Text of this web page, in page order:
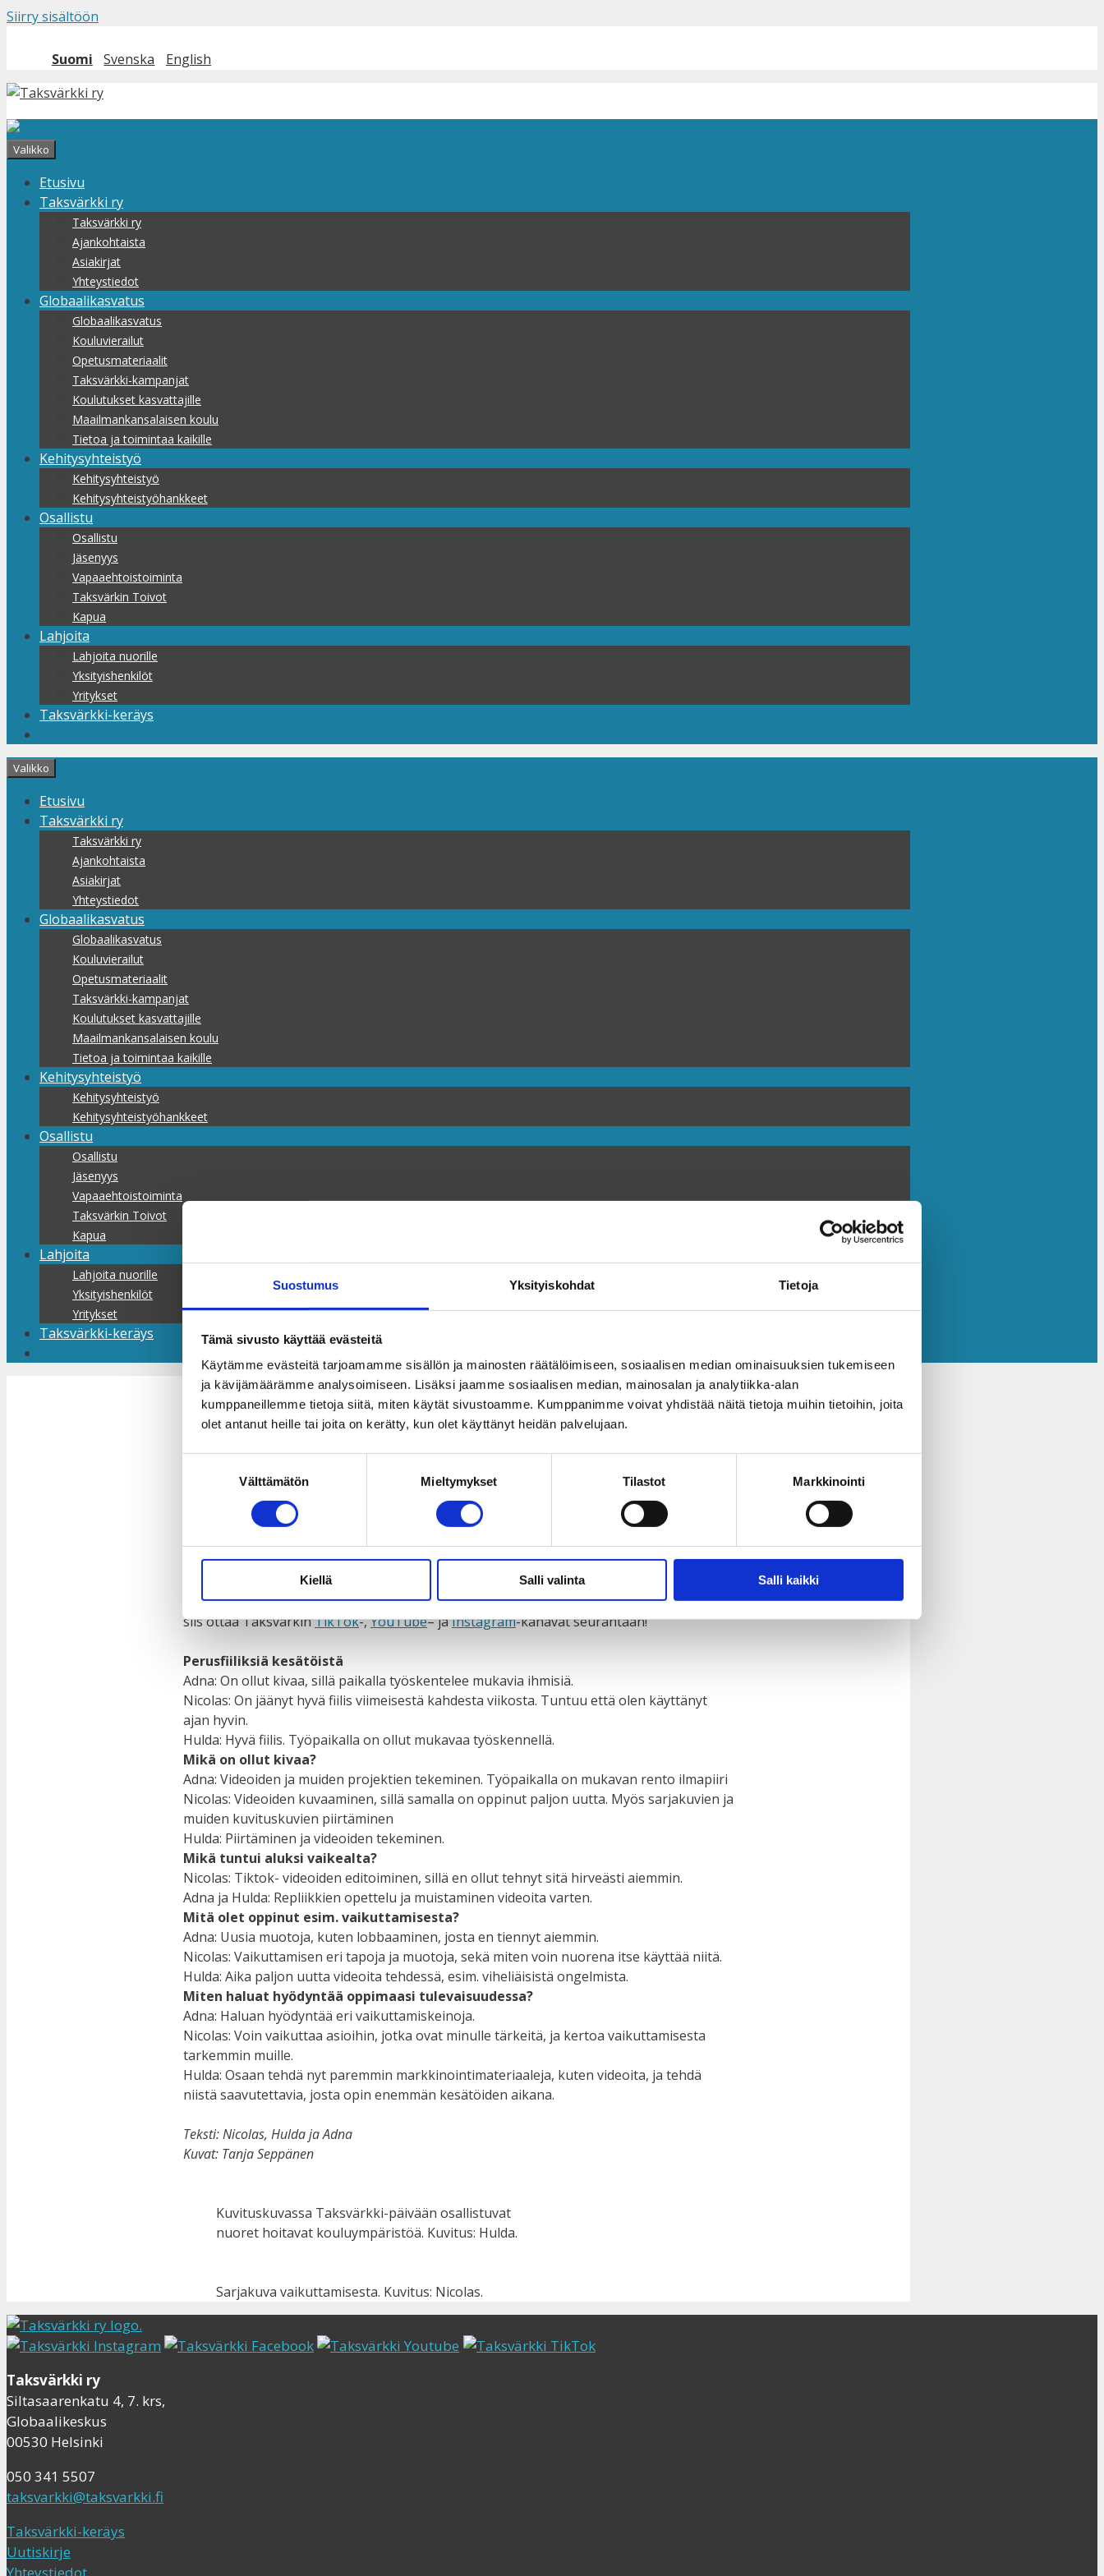
Suostumus Yksityiskohdat Tietoja
Tämä sivusto käyttää evästeitä
Käytämme evästeitä tarjoamamme sisällön ja mainosten räätälöimiseen, sosiaalisen median ominaisuuksien tukemiseen
ja kävijämäärämme analysoimiseen. Lisäksi jaamme sosiaalisen median, mainosalan ja analytiikka-alan
kumppaneillemme tietoja siitä, miten käytät sivustoamme. Kumppanimme voivat yhdistää näitä tietoja muihin tietoihin, joita
olet antanut heille tai joita on kerätty, kun olet käyttänyt heidän palvelujaan.
Välttämätön Mieltymykset Tilastot Markkinointi
Kiellä Salli valinta Salli kaikki
Siirry sisältöön
Suomi Svenska English
Valikko
Etusivu
Taksvärkki ry
Taksvärkki ry
Ajankohtaista
Asiakirjat
Yhteystiedot
Globaalikasvatus
Globaalikasvatus
Kouluvierailut
Opetusmateriaalit
Taksvärkki-kampanjat
Koulutukset kasvattajille
Maailmankansalaisen koulu
Tietoa ja toimintaa kaikille
Kehitysyhteistyö
Kehitysyhteistyö
Kehitysyhteistyöhankkeet
Osallistu
Osallistu
Jäsenyys
Vapaaehtoistoiminta
Taksvärkin Toivot
Kapua
Lahjoita
Lahjoita nuorille
Yksityishenkilöt
Yritykset
Taksvärkki-keräys
Valikko
Etusivu
Taksvärkki ry
Taksvärkki ry
Ajankohtaista
Asiakirjat
Yhteystiedot
Globaalikasvatus
Globaalikasvatus
Kouluvierailut
Opetusmateriaalit
Taksvärkki-kampanjat
Koulutukset kasvattajille
Maailmankansalaisen koulu
Tietoa ja toimintaa kaikille
Kehitysyhteistyö
Kehitysyhteistyö
Kehitysyhteistyöhankkeet
Osallistu
Osallistu
Jäsenyys
Vapaaehtoistoiminta
Taksvärkin Toivot
Kapua
Lahjoita
Lahjoita nuorille
Yksityishenkilöt
Yritykset
Taksvärkki-keräys
Kesätyömme Taksvärkissä
Kahden viikon ajan kestäneellä kesätyöjaksolla olemme tehneet videoita vaikuttamiseen
liittyvistä teemoista, tavoista vaikuttaa sekä muista Taksvärkin sisäisistä aiheista, kuten
Taksvärkki-keräyksestä. Olemme myös päässeet tekemään muita luovia asioita, kuten
kuvittamista ja kirjoittamista. Tuotoksemme julkaistaan Taksvärkin someissa. Kannattaa
siis ottaa TaksvärkinTikTok-,YouTube– jaInstagram-kanavat seurantaan!
Perusfiiliksiä kesätöistä
Adna: On ollut kivaa, sillä paikalla työskentelee mukavia ihmisiä.
Nicolas: On jäänyt hyvä fiilis viimeisestä kahdesta viikosta. Tuntuu että olen käyttänyt
ajan hyvin.
Hulda: Hyvä fiilis. Työpaikalla on ollut mukavaa työskennellä.
Mikä on ollut kivaa?
Adna: Videoiden ja muiden projektien tekeminen. Työpaikalla on mukavan rento ilmapiiri
Nicolas: Videoiden kuvaaminen, sillä samalla on oppinut paljon uutta. Myös sarjakuvien ja
muiden kuvituskuvien piirtäminen
Hulda: Piirtäminen ja videoiden tekeminen.
Mikä tuntui aluksi vaikealta?
Nicolas: Tiktok- videoiden editoiminen, sillä en ollut tehnyt sitä hirveästi aiemmin.
Adna ja Hulda: Repliikkien opettelu ja muistaminen videoita varten.
Mitä olet oppinut esim. vaikuttamisesta?
Adna: Uusia muotoja, kuten lobbaaminen, josta en tiennyt aiemmin.
Nicolas: Vaikuttamisen eri tapoja ja muotoja, sekä miten voin nuorena itse käyttää niitä.
Hulda: Aika paljon uutta videoita tehdessä, esim. viheliäisistä ongelmista.
Miten haluat hyödyntää oppimaasi tulevaisuudessa?
Adna: Haluan hyödyntää eri vaikuttamiskeinoja.
Nicolas: Voin vaikuttaa asioihin, jotka ovat minulle tärkeitä, ja kertoa vaikuttamisesta
tarkemmin muille.
Hulda: Osaan tehdä nyt paremmin markkinointimateriaaleja, kuten videoita, ja tehdä
niistä saavutettavia, josta opin enemmän kesätöiden aikana.
Teksti: Nicolas, Hulda ja Adna
Kuvat: Tanja Seppänen
Kuvituskuvassa Taksvärkki-päivään osallistuvat
nuoret hoitavat kouluympäristöä. Kuvitus: Hulda.
Sarjakuva vaikuttamisesta. Kuvitus: Nicolas.
Taksvärkki ry
Siltasaarenkatu 4, 7. krs,
Globaalikeskus
00530 Helsinki
050 341 5507
taksvarkki@taksvarkki.fi
Taksvärkki-keräys
Uutiskirje
Yhteystiedot